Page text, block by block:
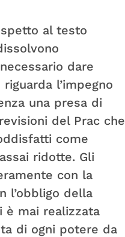
al testo
dare
l’impegno
una presa di
del Prac che
come
ridotte. Gli
con la
l’obbligo della
è mai realizzata
di ogni potere da